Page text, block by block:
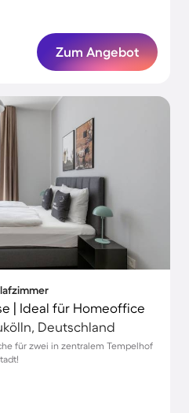
Zum Angebot
| Ideal für Homeoffice
Deutschland
für zwei in zentralem Tempelhof